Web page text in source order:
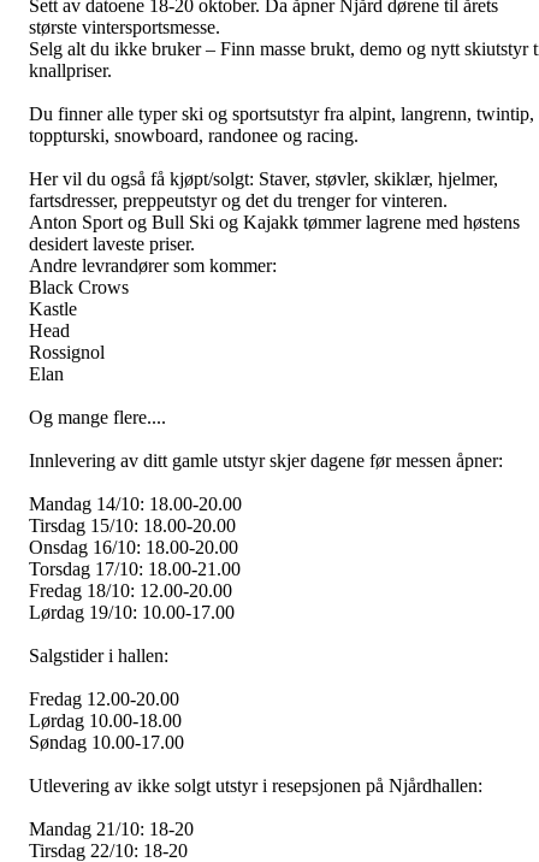
Sett av datoene 18-20 oktober. Da åpner Njård dørene til årets
største vintersportsmesse.
Selg alt du ikke bruker – Finn masse brukt, demo og nytt skiutstyr
knallpriser.
Du finner alle typer ski og sportsutstyr fra alpint, langrenn, twintip,
toppturski, snowboard, randonee og racing.
Her vil du også få kjøpt/solgt: Staver, støvler, skiklær, hjelmer,
fartsdresser, preppeutstyr og det du trenger for vinteren.
Anton Sport og Bull Ski og Kajakk tømmer lagrene med høstens
desidert laveste priser.
Andre levrandører som kommer:
Black Crows
Kastle
Head
Rossignol
Elan
Og mange flere....
Innlevering av ditt gamle utstyr skjer dagene før messen åpner:
Mandag 14/10: 18.00-20.00
Tirsdag 15/10: 18.00-20.00
Onsdag 16/10: 18.00-20.00
Torsdag 17/10: 18.00-21.00
Fredag 18/10: 12.00-20.00
Lørdag 19/10: 10.00-17.00
Salgstider i hallen:
Fredag 12.00-20.00
Lørdag 10.00-18.00
Søndag 10.00-17.00
Utlevering av ikke solgt utstyr i resepsjonen på Njårdhallen:
Mandag 21/10: 18-20
Tirsdag 22/10: 18-20